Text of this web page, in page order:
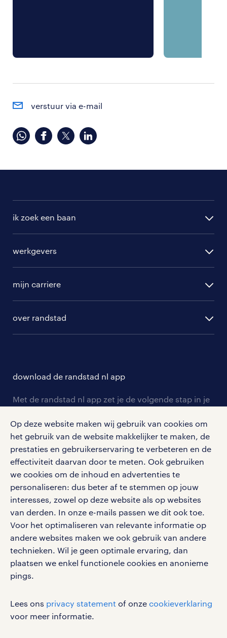
Op deze website maken wij gebruik van cookies om
het gebruik van de website makkelijker te maken, de
prestaties en gebruikerservaring te verbeteren en de
effectiviteit daarvan door te meten. Ook gebruiken
we cookies om de inhoud en advertenties te
personaliseren: dus beter af te stemmen op jouw
interesses, zowel op deze website als op websites
van derden. In onze e-mails passen we dit ook toe.
Voor het optimaliseren van relevante informatie op
andere websites maken we ook gebruik van andere
technieken. Wil je geen optimale ervaring, dan
plaatsen we enkel functionele cookies en anonieme
pings.
Lees ons privacy statement of onze cookieverklaring
voor meer informatie.
verstuur via e-mail
ik zoek een baan
randstad professional
randstad digital
werkgevers
hr-diensten
branches
tarieven
personeel gezocht
aanmelden nieuwsbrief
mijn carriere
solliciteren
salarischecker
bruto-netto calculator
over randstad
onze vestigingen
pers
klachten en misstanden
download de randstad nl app
Met de randstad nl app zet je de volgende stap in je
en ontvang berichten van je intercedent.
Eenvoudig, snel en overal.
apple app store
google play store
social media
Volg ons voor de leukste content omtrent
vacatures, solliciteren en inspiratie.
werken bij randstad